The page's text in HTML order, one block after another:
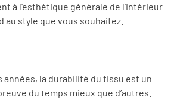
à l’esthétique générale de l’intérieur
style que vous souhaitez.
la durabilité du tissu est un
du temps mieux que d’autres.